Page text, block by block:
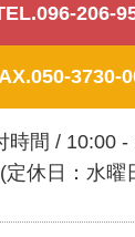
206-
3730-
時間 / 10:00 -
(定休日：水曜